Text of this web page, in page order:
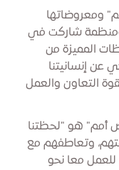
ومعروضاتها
أكثر من 200 دولة ومنظمة شاركت في
المميزة من
عن إنسانيتنا
التعاون والعمل
هو "لحظتنا
وتعاطفهم مع
معا نحو